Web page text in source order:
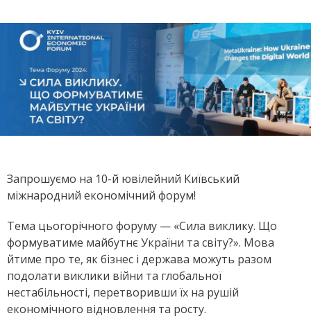
Запрошуємо на 10-й ювілейний Київський
міжнародний економічний форум!
Тема цьогорічного форуму — «Сила виклику. Що
формуватиме майбутнє України та світу?». Мова
йтиме про те, як бізнес і держава можуть разом
подолати виклики війни та глобальної
нестабільності, перетворивши їх на рушій
економічного відновлення та росту.